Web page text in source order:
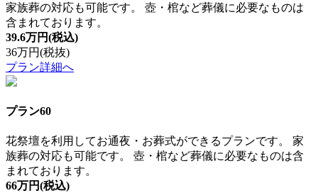
家族葬の対応も可能です。 壺・棺など葬儀に必要なものは
含まれております。
39.6万円(税込)
36万円(税抜)
プラン詳細へ
プラン60
花祭壇を利用してお通夜・お葬式ができるプランです。 家
族葬の対応も可能です。 壺・棺など葬儀に必要なものは含
まれております。
66万円(税込)